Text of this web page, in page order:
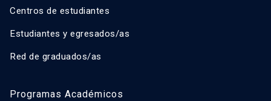
Centros de estudiantes
Estudiantes y egresados/as
Red de graduados/as
Programas Académicos